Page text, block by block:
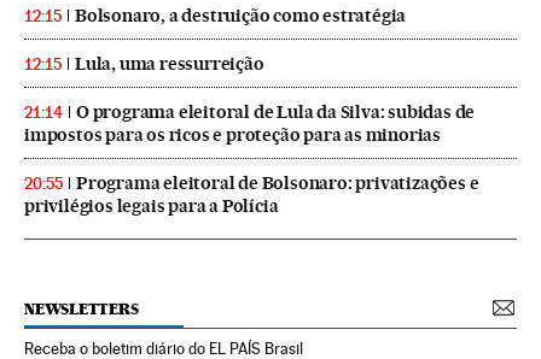
12:15 Bolsonaro, a destruição como estratégia
12:15 Lula, uma ressurreição
21:14
O programa eleitoral de Lula da Silva: subidas de
impostos para os ricos e proteção para as minorias
20:55
Programa eleitoral de Bolsonaro: privatizações e
privilégios legais para a Polícia
NEWSLETTERS
Receba o boletim diário do EL PAÍS Brasil